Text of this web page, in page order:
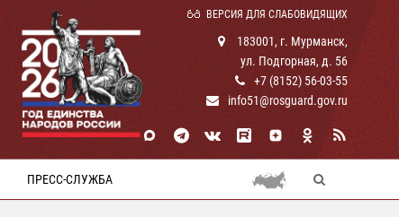
ВЕРСИЯ ДЛЯ СЛАБОВИДЯЩИХ
183001, г. Мурманск,
ул. Подгорная, д. 56
+7 (8152) 56-03-55
info51@rosguard.gov.ru
ПРЕСС-СЛУЖБА